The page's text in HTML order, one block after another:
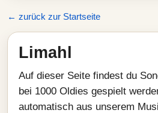
← zurück zur Startseite
Limahl
Auf dieser Seite findest du
bei 1000 Oldies gespielt
automatisch aus unserem